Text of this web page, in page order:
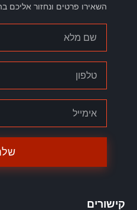
השאירו פרטים ונחזור אליכם
קישורים